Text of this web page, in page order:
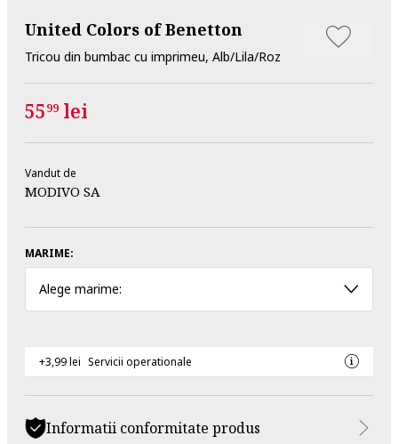
United Colors of Benetton
Tricou din bumbac cu imprimeu, Alb/Lila/Roz
5599 lei
Vandut de
MODIVO SA
MARIME:
Alege marime:
+3,99 lei Servicii operationale
Informatii conformitate produs